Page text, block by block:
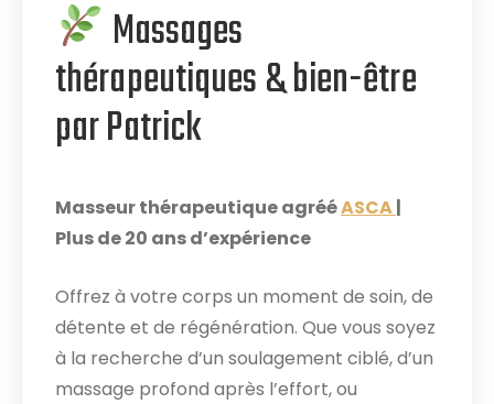
Massages
thérapeutiques & bien-être
par Patrick
Masseur thérapeutique agrééASCA|
Plus de 20 ans d’expérience
Offrez à votre corps un moment de soin, de
détente et de régénération. Que vous soyez
à la recherche d’un soulagement ciblé, d’un
massage profond après l’effort, ou